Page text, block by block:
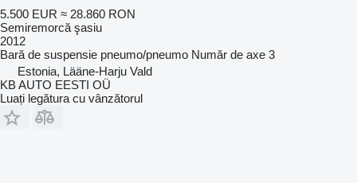
5.500 EUR ≈ 28.860 RON
Semiremorcă şasiu
2012
Bară de suspensie pneumo/pneumo Număr de axe 3
Estonia, Lääne-Harju Vald
KB AUTO EESTI OÜ
Luați legătura cu vânzătorul